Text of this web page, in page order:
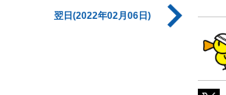
翌日(2022年02月06日)